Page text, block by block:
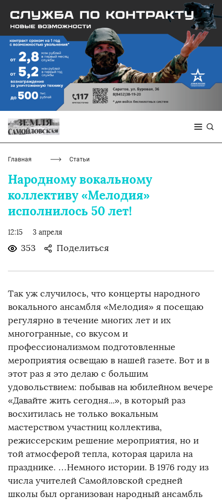
Главная Статьи
Народному вокальному
коллективу «Мелодия»
исполнилось 50 лет!
12:15 3 апреля
353 Поделиться
Так уж случилось, что концерты народного
вокального ансамбля «Мелодия» я посещаю
регулярно в течение многих лет и их
многогранные, со вкусом и
профессионализмом подготовленные
мероприятия освещаю в нашей газете. Вот и в
этот раз я это делаю с большим
удовольствием: побывав на юбилейном вечере
«Давайте жить сегодня...», в который раз
восхитилась не только вокальным
мастерством участниц коллектива,
режиссерским решение мероприятия, но и
той атмосферой тепла, которая царила на
празднике. …Немного истории. В 1976 году из
числа учителей Самойловской средней
школы был организован народный ансамбль